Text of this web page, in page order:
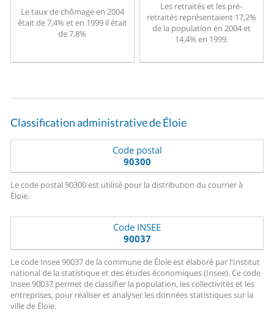
Le taux de chômage en 2004
était de 7,4% et en 1999 il était
de 7,8%
Les retraités et les pré-
retraités représentaient 17,2%
de la population en 2004 et
14,4% en 1999.
Classification administrative de Éloie
Code postal
90300
Le code postal 90300 est utilisé pour la distribution du courrier à
Éloie.
Code INSEE
90037
Le code Insee 90037 de la commune de Éloie est élaboré par l'Institut
national de la statistique et des études économiques (Insee). Ce code
Insee 90037 permet de classifier la population, les collectivités et les
entreprises, pour réaliser et analyser les données statistiques sur la
ville de Éloie.